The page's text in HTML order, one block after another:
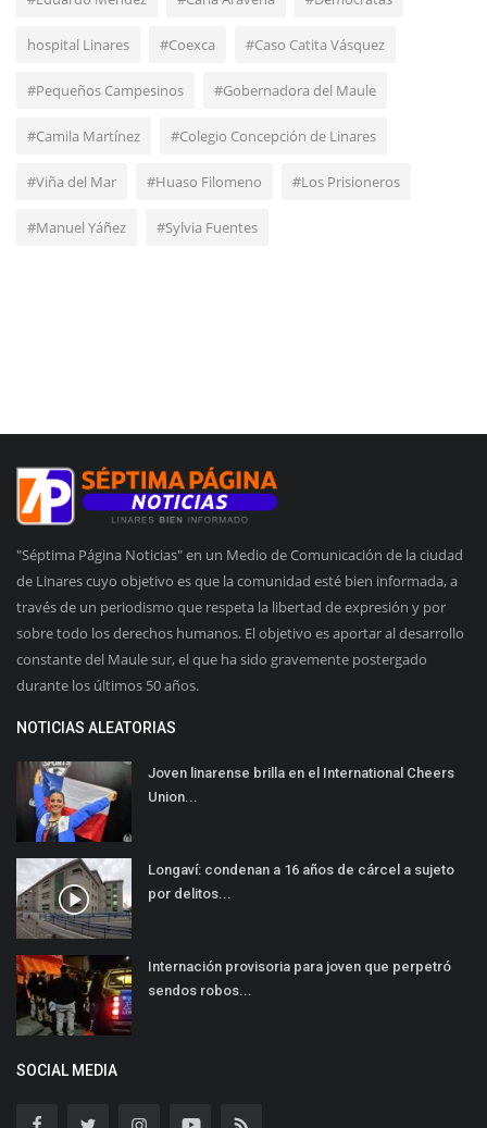
hospital Linares #Coexca #Caso Catita Vásquez
#Pequeños Campesinos #Gobernadora del Maule
#Camila Martínez #Colegio Concepción de Linares
#Viña del Mar #Huaso Filomeno #Los Prisioneros
#Manuel Yáñez #Sylvia Fuentes
"Séptima Página Noticias" en un Medio de Comunicación de la ciudad
de Linares cuyo objetivo es que la comunidad esté bien informada, a
través de un periodismo que respeta la libertad de expresión y por
sobre todo los derechos humanos. El objetivo es aportar al desarrollo
constante del Maule sur, el que ha sido gravemente postergado
durante los últimos 50 años.
NOTICIAS ALEATORIAS
Joven linarense brilla en el International Cheers
Union...
Longaví: condenan a 16 años de cárcel a sujeto
por delitos...
Internación provisoria para joven que perpetró
sendos robos...
SOCIAL MEDIA